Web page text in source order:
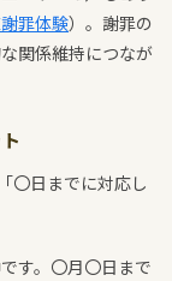
罪体験）。謝罪の
関係維持につなが
〇日までに対応し
す。〇月〇日まで